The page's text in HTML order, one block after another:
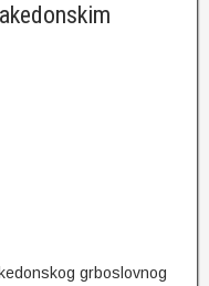
grboslovnog